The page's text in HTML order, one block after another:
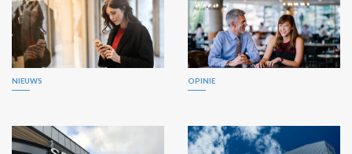
NIEUWS OPINIE